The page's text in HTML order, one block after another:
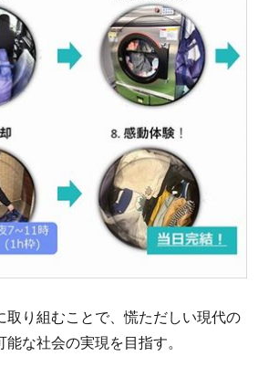
り組むことで、慌ただしい現代の
な社会の実現を目指す。